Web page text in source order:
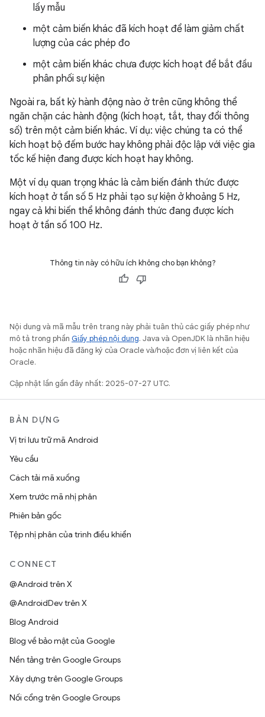
lấy mẫu
một cảm biến khác đã kích hoạt để làm giảm chất
lượng của các phép đo
một cảm biến khác chưa được kích hoạt để bắt đầu
phân phối sự kiện
Ngoài ra, bất kỳ hành động nào ở trên cũng không thể
ngăn chặn các hành động (kích hoạt, tắt, thay đổi thông
số) trên một cảm biến khác. Ví dụ: việc chúng ta có thể
kích hoạt bộ đếm bước hay không phải độc lập với việc gia
tốc kế hiện đang được kích hoạt hay không.
Một ví dụ quan trọng khác là cảm biến đánh thức được
kích hoạt ở tần số 5 Hz phải tạo sự kiện ở khoảng 5 Hz,
ngay cả khi biến thể không đánh thức đang được kích
hoạt ở tần số 100 Hz.
Thông tin này có hữu ích không cho bạn không?
Nội dung và mã mẫu trên trang này phải tuân thủ các giấy phép như
mô tả trong phần Giấy phép nội dung. Java và OpenJDK là nhãn hiệu
hoặc nhãn hiệu đã đăng ký của Oracle và/hoặc đơn vị liên kết của
Oracle.
Cập nhật lần gần đây nhất: 2025-07-27 UTC.
BẢN DỰNG
Vị trí lưu trữ mã Android
Yêu cầu
Cách tải mã xuống
Xem trước mã nhị phân
Phiên bản gốc
Tệp nhị phân của trình điều khiển
CONNECT
@Android trên X
@AndroidDev trên X
Blog Android
Blog về bảo mật của Google
Nền tảng trên Google Groups
Xây dựng trên Google Groups
Nối cổng trên Google Groups